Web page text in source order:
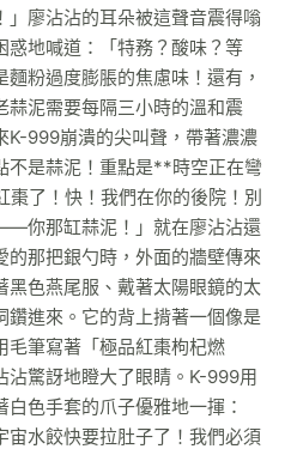
」廖沾沾的耳朵被這聲音震得嗡
惑地喊道：「特務？酸味？等
粉過度膨脹的焦慮味！還有，
蒜泥需要每隔三小時的溫和震
K-999崩潰的尖叫聲，帶著濃濃
不是蒜泥！重點是**時空正在彎
了！快！我們在你的後院！別
你那缸蒜泥！」就在廖沾沾還
的那把銀勺時，外面的牆壁傳來
黑色燕尾服、戴著太陽眼鏡的太
鑽進來。它的背上揹著一個像是
毛筆寫著「極品紅棗枸杞燃
驚訝地瞪大了眼睛。K-999用
色手套的爪子優雅地一揮：
宙水餃快要拉肚子了！我們必須